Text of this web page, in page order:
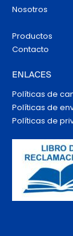
Nosotros
Productos
Contacto
ENLACES
Políticas de
Políticas de
Políticas de